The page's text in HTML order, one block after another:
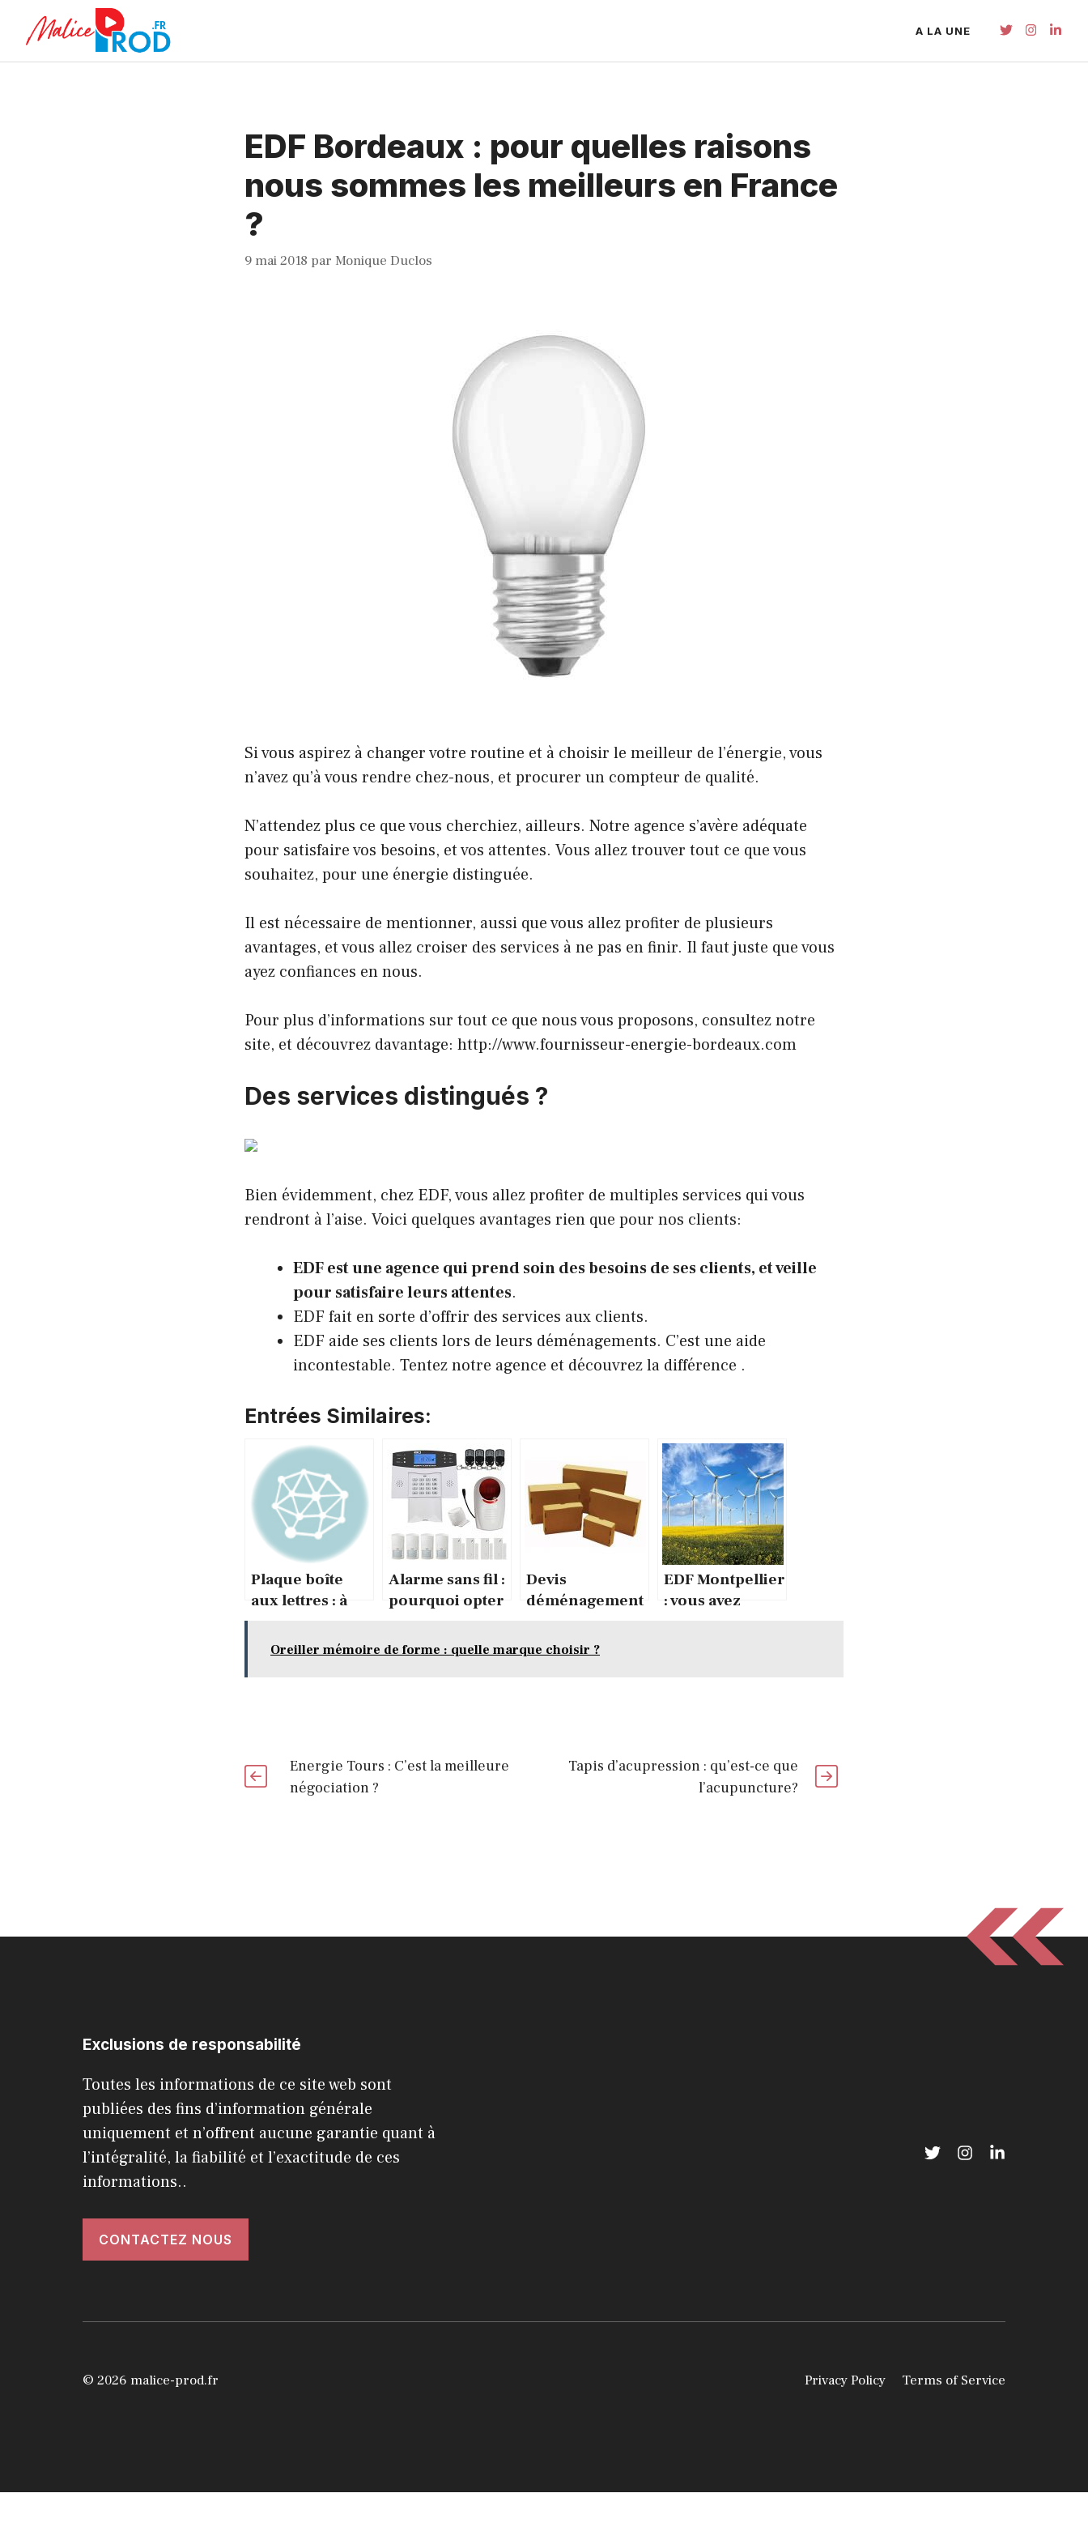
contenu
A LA UNE
EDF Bordeaux : pour quelles raisons
nous sommes les meilleurs en France
?
9 mai 2018 par Monique Duclos
Si vous aspirez à changer votre routine et à choisir le meilleur de l’énergie, vous
n’avez qu’à vous rendre chez-nous, et procurer un compteur de qualité.
N’attendez plus ce que vous cherchiez, ailleurs. Notre agence s’avère adéquate
pour satisfaire vos besoins, et vos attentes. Vous allez trouver tout ce que vous
souhaitez, pour une énergie distinguée.
Il est nécessaire de mentionner, aussi que vous allez profiter de plusieurs
avantages, et vous allez croiser des services à ne pas en finir. Il faut juste que vous
ayez confiances en nous.
Pour plus d’informations sur tout ce que nous vous proposons, consultez notre
site, et découvrez davantage: http://www.fournisseur-energie-bordeaux.com
Des services distingués ?
Bien évidemment, chez EDF, vous allez profiter de multiples services qui vous
rendront à l’aise. Voici quelques avantages rien que pour nos clients:
EDF est une agence qui prend soin des besoins de ses clients, et veille
pour satisfaire leurs attentes.
EDF fait en sorte d’offrir des services aux clients.
EDF aide ses clients lors de leurs déménagements. C’est une aide
incontestable. Tentez notre agence et découvrez la différence .
Entrées Similaires:
Plaque boîte
aux lettres : à
plaque boite
Alarme sans fil :
pourquoi opter
objet ?
Devis
déménagement
espérer un
EDF Montpellier
: vous avez
Oreiller mémoire de forme : quelle marque choisir ?
Energie Tours : C’est la meilleure
négociation ?
Tapis d’acupression : qu’est-ce que
l’acupuncture?
Exclusions de responsabilité
Toutes les informations de ce site web sont
publiées des fins d’information générale
uniquement et n’offrent aucune garantie quant à
l’intégralité, la fiabilité et l’exactitude de ces
informations..
CONTACTEZ NOUS
© 2026 malice-prod.fr Privacy Policy Terms of Service